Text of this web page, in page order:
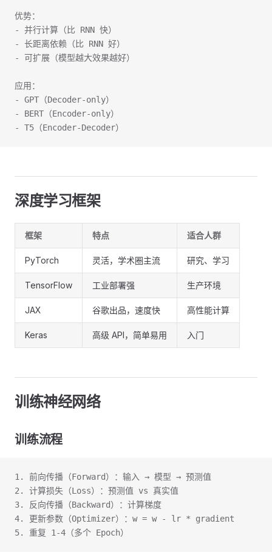
优势：
- 并行计算（比 RNN 快）
- 长距离依赖（比 RNN 好）
- 可扩展（模型越大效果越好）
应用：
- GPT（Decoder-only）
- BERT（Encoder-only）
- T5（Encoder-Decoder）
深度学习框架
框架 特点 适合人群
PyTorch 灵活，学术圈主流 研究、学习
TensorFlow 工业部署强 生产环境
JAX 谷歌出品，速度快 高性能计算
Keras 高级 API，简单易用 入门
训练神经网络
训练流程
1. 前向传播（Forward）：输入 → 模型 → 预测值
2. 计算损失（Loss）：预测值 vs 真实值
3. 反向传播（Backward）：计算梯度
4. 更新参数（Optimizer）：w = w - lr * gradient
5. 重复 1-4（多个 Epoch）